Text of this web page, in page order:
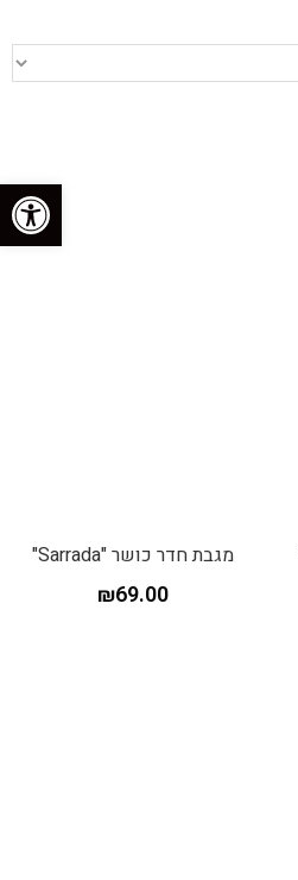
מגבת חדר כושר "Sarrada"
₪69.00
פתח סרגל נגישות